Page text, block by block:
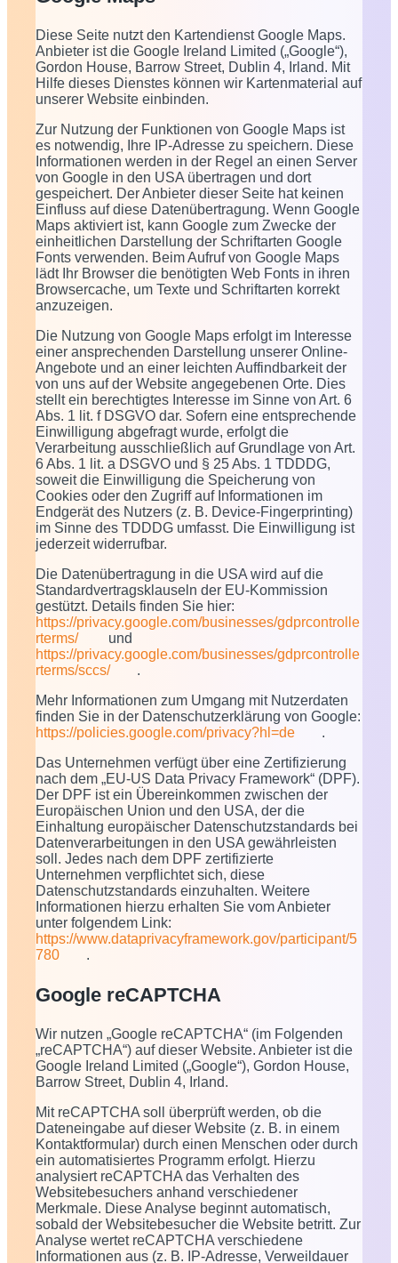
Diese Seite nutzt den Kartendienst Google Maps.
Anbieter ist die Google Ireland Limited („Google“),
Gordon House, Barrow Street, Dublin 4, Irland. Mit
Hilfe dieses Dienstes können wir Kartenmaterial auf
unserer Website einbinden.
Zur Nutzung der Funktionen von Google Maps ist
es notwendig, Ihre IP-Adresse zu speichern. Diese
Informationen werden in der Regel an einen Server
von Google in den USA übertragen und dort
gespeichert. Der Anbieter dieser Seite hat keinen
Einfluss auf diese Datenübertragung. Wenn Google
Maps aktiviert ist, kann Google zum Zwecke der
einheitlichen Darstellung der Schriftarten Google
Fonts verwenden. Beim Aufruf von Google Maps
lädt Ihr Browser die benötigten Web Fonts in ihren
Browsercache, um Texte und Schriftarten korrekt
anzuzeigen.
Die Nutzung von Google Maps erfolgt im Interesse
einer ansprechenden Darstellung unserer Online-
Angebote und an einer leichten Auffindbarkeit der
von uns auf der Website angegebenen Orte. Dies
stellt ein berechtigtes Interesse im Sinne von Art. 6
Abs. 1 lit. f DSGVO dar. Sofern eine entsprechende
Einwilligung abgefragt wurde, erfolgt die
Verarbeitung ausschließlich auf Grundlage von Art.
6 Abs. 1 lit. a DSGVO und § 25 Abs. 1 TDDDG,
soweit die Einwilligung die Speicherung von
Cookies oder den Zugriff auf Informationen im
Endgerät des Nutzers (z. B. Device-Fingerprinting)
im Sinne des TDDDG umfasst. Die Einwilligung ist
jederzeit widerrufbar.
Die Datenübertragung in die USA wird auf die
Standardvertragsklauseln der EU-Kommission
gestützt. Details finden Sie hier:
https://privacy.google.com/businesses/gdprcontrolle
rterms/
und
https://privacy.google.com/businesses/gdprcontrolle
rterms/sccs/
.
Mehr Informationen zum Umgang mit Nutzerdaten
finden Sie in der Datenschutzerklärung von Google:
https://policies.google.com/privacy?hl=de
.
Das Unternehmen verfügt über eine Zertifizierung
nach dem „EU-US Data Privacy Framework“ (DPF).
Der DPF ist ein Übereinkommen zwischen der
Europäischen Union und den USA, der die
Einhaltung europäischer Datenschutzstandards bei
Datenverarbeitungen in den USA gewährleisten
soll. Jedes nach dem DPF zertifizierte
Unternehmen verpflichtet sich, diese
Datenschutzstandards einzuhalten. Weitere
Informationen hierzu erhalten Sie vom Anbieter
unter folgendem Link:
https://www.dataprivacyframework.gov/participant/5
780
.
Google reCAPTCHA
Wir nutzen „Google reCAPTCHA“ (im Folgenden
„reCAPTCHA“) auf dieser Website. Anbieter ist die
Google Ireland Limited („Google“), Gordon House,
Barrow Street, Dublin 4, Irland.
Mit reCAPTCHA soll überprüft werden, ob die
Dateneingabe auf dieser Website (z. B. in einem
Kontaktformular) durch einen Menschen oder durch
ein automatisiertes Programm erfolgt. Hierzu
analysiert reCAPTCHA das Verhalten des
Websitebesuchers anhand verschiedener
Merkmale. Diese Analyse beginnt automatisch,
sobald der Websitebesucher die Website betritt. Zur
Analyse wertet reCAPTCHA verschiedene
Informationen aus (z. B. IP-Adresse, Verweildauer